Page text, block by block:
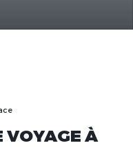
VOYAGE À